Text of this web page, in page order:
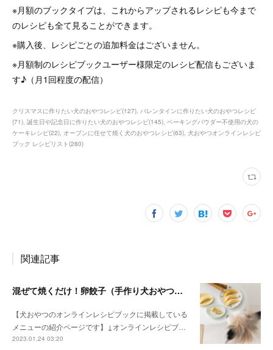
※月額のブックタイプは、これからアップされるレシピも今まで
のレシピも全て見ることができます。
※購入後、レシピごとの追加料金はございません。
※月額制のレシピブックユーザー様限定のレシピ配信もございま
す♪（月1回程度の配信）
クリスマスに作りたい犬のおやつレシピ(127) バレンタインに作りたい犬のおやつレシピ
(71) 誕生日や記念日に作りたい犬のおやつレシピ(145) ベーキングパウダー不使用の犬の
ケーキレシピ(22) オーブンに任せて焼く犬のおやつレシピ(63) 犬おやつオンラインレシピ
ブック レシピリスト(280)
関連記事
混ぜて焼くだけ！卵餃子（手作り犬おやつレシピ）
【犬おやつのオンラインレシピブックに掲載している
メニューの紹介ページです】↓オンラインレシピブ…
2023.01.24 03:20